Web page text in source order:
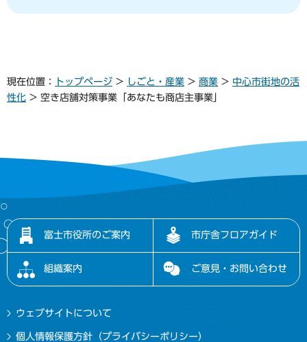
現在位置： トップページ > しごと・産業 > 商業 > 中心市街地の活
性化 > 空き店舗対策事業「あなたも商店主事業」
富士市役所のご案内 市庁舎フロアガイド
組織案内 ご意見・お問い合わせ
ウェブサイトについて
個人情報保護方針（プライバシーポリシー）